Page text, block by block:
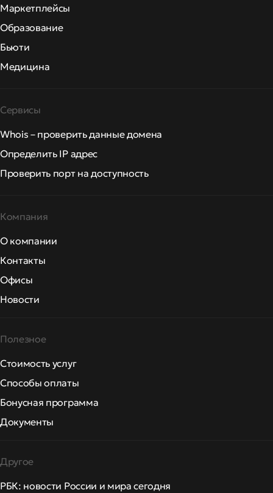
Маркетплейсы
Образование
Бьюти
Медицина
Сервисы
Whois – проверить данные домена
Определить IP адрес
Проверить порт на доступность
Компания
О компании
Контакты
Офисы
Новости
Полезное
Стоимость услуг
Способы оплаты
Бонусная программа
Документы
Другое
РБК: новости России и мира сегодня